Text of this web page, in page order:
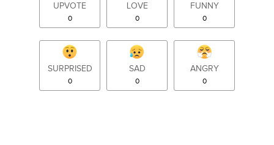
UPVOTE
0
LOVE
0
FUNNY
0
SURPRISED
0
SAD
0
ANGRY
0